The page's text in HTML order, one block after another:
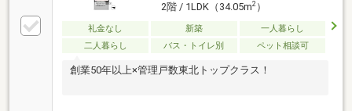
2階 / 1LDK（34.05m2）
礼金なし 新築
一人暮らし
二人暮らし
バス・トイレ別 ペット相談可
創業50年以上×管理戸数東北トップクラス！